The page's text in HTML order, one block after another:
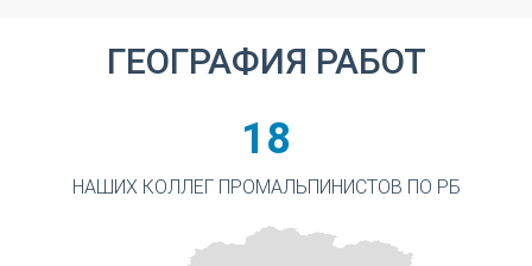
ГЕОГРАФИЯ РАБОТ
18
НАШИХ КОЛЛЕГ ПРОМАЛЬПИНИСТОВ ПО РБ